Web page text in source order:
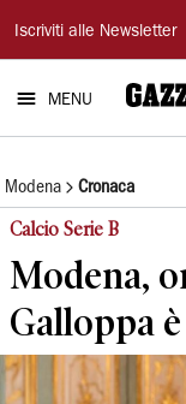
Gazzetta
di
Modena
Iscriviti alle Newsletter
MENU
Modena Cronaca
Calcio Serie B
Modena,
Galloppa